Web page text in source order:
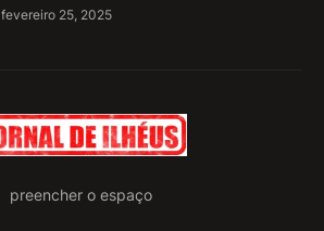
fevereiro 25, 2025
preencher o espaço